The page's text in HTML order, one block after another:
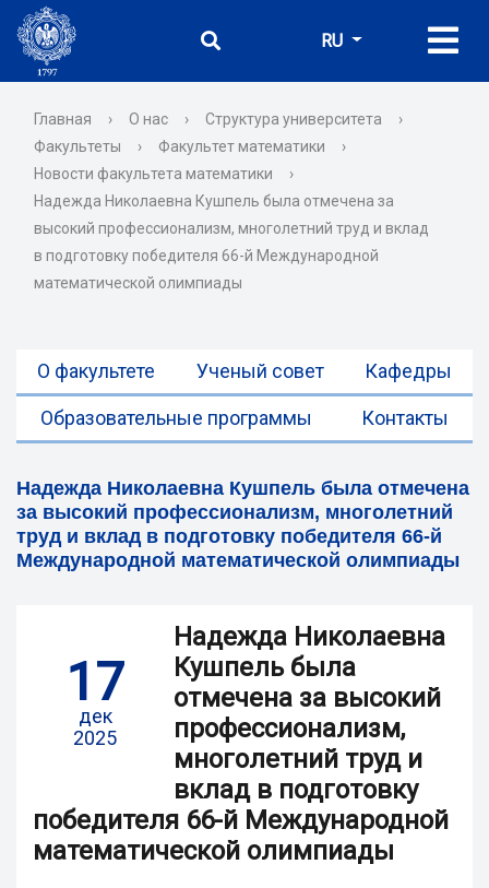
RU
Главная › О нас › Структура университета
›
Факультеты
› Факультет математики
›
Новости факультета математики
›
Надежда Николаевна Кушпель была отмечена за
высокий профессионализм, многолетний труд и вклад
в подготовку победителя 66-й Международной
математической олимпиады
О факультете Ученый совет Кафедры
Образовательные программы Контакты
Надежда Николаевна Кушпель была отмечена
за высокий профессионализм, многолетний
труд и вклад в подготовку победителя 66-й
Международной математической олимпиады
17
дек
2025
Надежда Николаевна
Кушпель была
отмечена за высокий
профессионализм,
многолетний труд и
вклад в подготовку
победителя 66-й Международной
математической олимпиады